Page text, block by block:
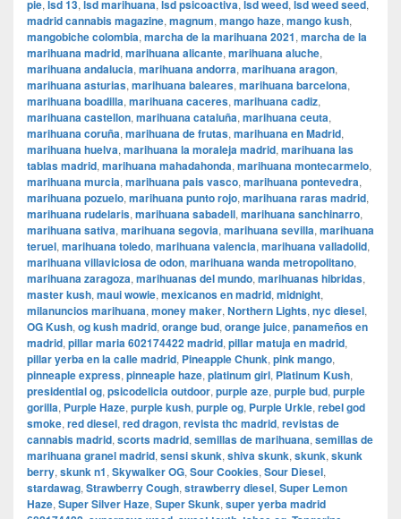
pie, lsd 13, lsd marihuana, lsd psicoactiva, lsd weed, lsd weed seed,
madrid cannabis magazine, magnum, mango haze, mango kush,
mangobiche colombia, marcha de la marihuana 2021, marcha de la
marihuana madrid, marihuana alicante, marihuana aluche,
marihuana andalucia, marihuana andorra, marihuana aragon,
marihuana asturias, marihuana baleares, marihuana barcelona,
marihuana boadilla, marihuana caceres, marihuana cadiz,
marihuana castellon, marihuana cataluña, marihuana ceuta,
marihuana coruña, marihuana de frutas, marihuana en Madrid,
marihuana huelva, marihuana la moraleja madrid, marihuana las
tablas madrid, marihuana mahadahonda, marihuana montecarmelo,
marihuana murcia, marihuana pais vasco, marihuana pontevedra,
marihuana pozuelo, marihuana punto rojo, marihuana raras madrid,
marihuana rudelaris, marihuana sabadell, marihuana sanchinarro,
marihuana sativa, marihuana segovia, marihuana sevilla, marihuana
teruel, marihuana toledo, marihuana valencia, marihuana valladolid,
marihuana villaviciosa de odon, marihuana wanda metropolitano,
marihuana zaragoza, marihuanas del mundo, marihuanas hibridas,
master kush, maui wowie, mexicanos en madrid, midnight,
milanuncios marihuana, money maker, Northern Lights, nyc diesel,
OG Kush, og kush madrid, orange bud, orange juice, panameños en
madrid, pillar maria 602174422 madrid, pillar matuja en madrid,
pillar yerba en la calle madrid, Pineapple Chunk, pink mango,
pinneaple express, pinneaple haze, platinum girl, Platinum Kush,
presidential og, psicodelicia outdoor, purple aze, purple bud, purple
gorilla, Purple Haze, purple kush, purple og, Purple Urkle, rebel god
smoke, red diesel, red dragon, revista thc madrid, revistas de
cannabis madrid, scorts madrid, semillas de marihuana, semillas de
marihuana granel madrid, sensi skunk, shiva skunk, skunk, skunk
berry, skunk n1, Skywalker OG, Sour Cookies, Sour Diesel,
stardawag, Strawberry Cough, strawberry diesel, Super Lemon
Haze, Super Silver Haze, Super Skunk, super yerba madrid